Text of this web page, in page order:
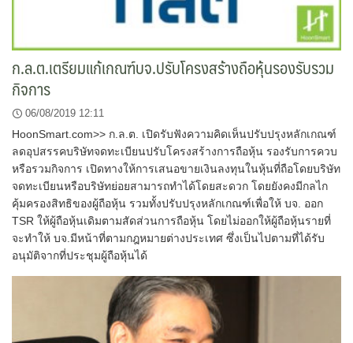
ก.ล.ต.เตรียมแก้เกณฑ์บจ.ปรับโครงสร้างถือหุ้นรองรับรวม
กิจการ
06/08/2019 12:11
HoonSmart.com>> ก.ล.ต. เปิดรับฟังความคิดเห็นปรับปรุงหลักเกณฑ์
ลดอุปสรรคบริษัทจดทะเบียนปรับโครงสร้างการถือหุ้น รองรับการควบ
หรือรวมกิจการ เปิดทางให้การเสนอขายเงินลงทุนในหุ้นที่ถือโดยบริษัท
จดทะเบียนหรือบริษัทย่อยสามารถทำได้โดยสะดวก โดยยังคงมีกลไก
คุ้มครองสิทธิของผู้ถือหุ้น รวมทั้งปรับปรุงหลักเกณฑ์เพื่อให้ บจ. ออก
TSR ให้ผู้ถือหุ้นเดิมตามสัดส่วนการถือหุ้น โดยไม่ออกให้ผู้ถือหุ้นรายที่
จะทำให้ บจ.มีหน้าที่ตามกฎหมายต่างประเทศ ซึ่งเป็นไปตามที่ได้รับ
อนุมัติจากที่ประชุมผู้ถือหุ้นได้